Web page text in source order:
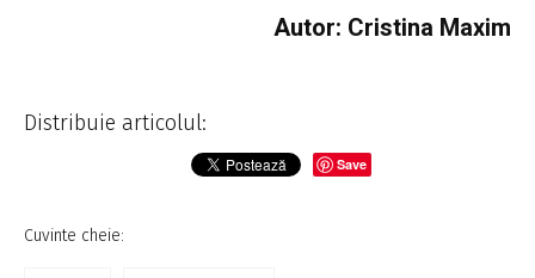
Autor: Cristina Maxim
Distribuie articolul:
Save
Cuvinte cheie: